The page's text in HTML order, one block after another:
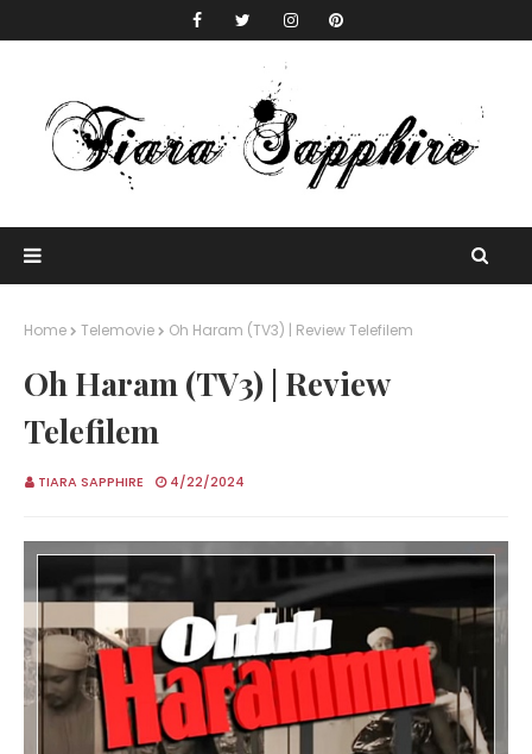
Home Telemovie Oh Haram (TV3) | Review Telefilem
Oh Haram (TV3) | Review
Telefilem
TIARA SAPPHIRE 4/22/2024